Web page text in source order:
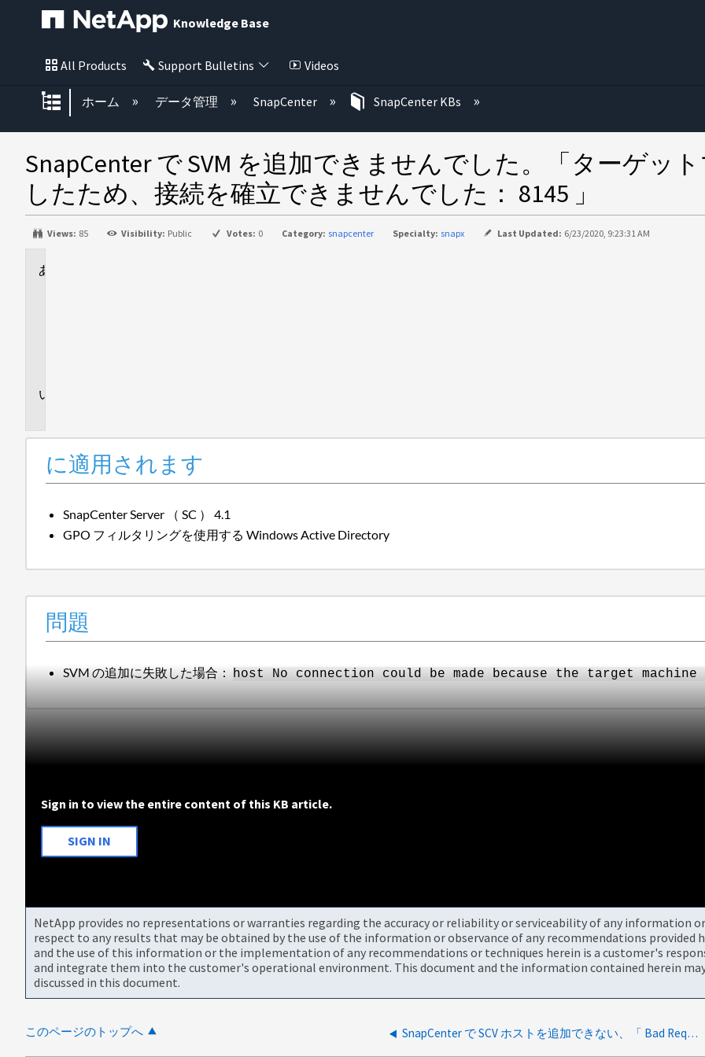
Knowledge Base
All Products Support Bulletins Videos
グローバル階層を展開/折りたたむ
ホーム データ管理 SnapCenter SnapCenter KBs
SnapCenter で SVM を追加できませんでした。「ターゲッ
したため、接続を確立できませんでした： 8145 」
Views: 85 Visibility: Public Votes: 0 Category: snapcenter Specialty: snapx Last Updated: 6/23/2020, 9:23:31 AM
に適用されます
SnapCenter Server （ SC ） 4.1
GPO フィルタリングを使用する Windows Active Directory
問題
SVM の追加に失敗した場合：host No connection could be made because the target
Sign in to view the entire content of this KB article.
SIGN IN
NetApp provides no representations or warranties regarding the accuracy or reliability or serviceability of any information
respect to any results that may be obtained by the use of the information or observance of any recommendations
and the use of this information or the implementation of any recommendations or techniques herein is a customer's
and integrate them into the customer's operational environment. This document and the information contained herein
discussed in this document.
このページのトップへ SnapCenter で SCV ホストを追加できない、「 Bad Request 」と失敗する